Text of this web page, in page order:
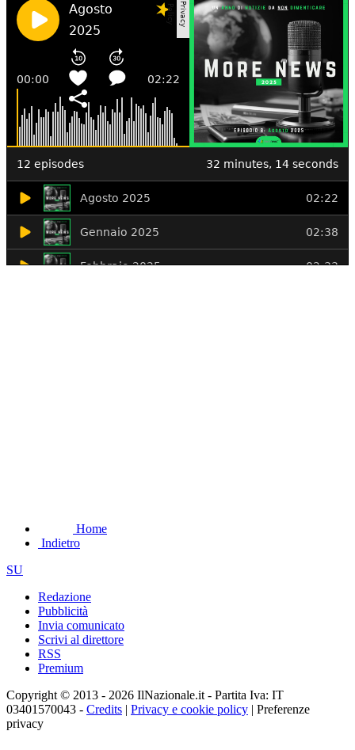
Home
Indietro
SU
Redazione
Pubblicità
Invia comunicato
Scrivi al direttore
RSS
Premium
Copyright © 2013 - 2026 IlNazionale.it - Partita Iva: IT
03401570043 - Credits | Privacy e cookie policy | Preferenze
privacy